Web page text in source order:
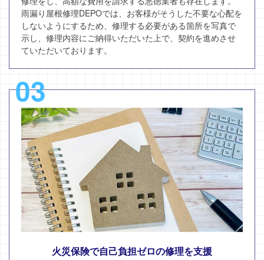
雨漏り屋根修理DEPOでは、お客様がそうした不要な心配を
しないようにするため、修理する必要がある箇所を写真で
示し、修理内容にご納得いただいた上で、契約を進めさせ
ていただいております。
03
火災保険で自己負担ゼロの修理を支援